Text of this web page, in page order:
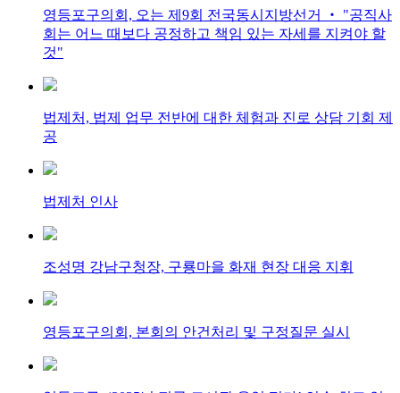
영등포구의회, 오는 제9회 전국동시지방선거 ‧ "공직사
회는 어느 때보다 공정하고 책임 있는 자세를 지켜야 할
것"
법제처, 법제 업무 전반에 대한 체험과 진로 상담 기회 제
공
법제처 인사
조성명 강남구청장, 구룡마을 화재 현장 대응 지휘
영등포구의회, 본회의 안건처리 및 구정질문 실시